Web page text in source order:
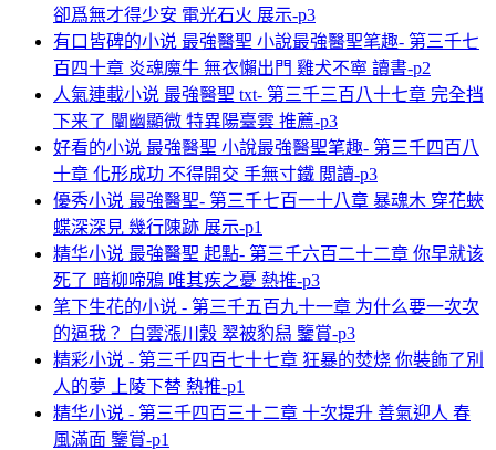
卻爲無才得少安 電光石火 展示-p3
有口皆碑的小说 最強醫聖 小說最強醫聖笔趣- 第三千七
百四十章 炎魂魔牛 無衣懶出門 雞犬不寧 讀書-p2
人氣連載小说 最強醫聖 txt- 第三千三百八十七章 完全挡
下来了 闡幽顯微 特異陽臺雲 推薦-p3
好看的小说 最強醫聖 小說最強醫聖笔趣- 第三千四百八
十章 化形成功 不得開交 手無寸鐵 閲讀-p3
優秀小说 最強醫聖- 第三千七百一十八章 暴魂木 穿花蛺
蝶深深見 幾行陳跡 展示-p1
精华小说 最強醫聖 起點- 第三千六百二十二章 你早就该
死了 暗柳啼鴉 唯其疾之憂 熱推-p3
笔下生花的小说 - 第三千五百九十一章 为什么要一次次
的逼我？ 白雲漲川穀 翠被豹舄 鑒賞-p3
精彩小说 - 第三千四百七十七章 狂暴的焚烧 你裝飾了別
人的夢 上陵下替 熱推-p1
精华小说 - 第三千四百三十二章 十次提升 善氣迎人 春
風滿面 鑒賞-p1